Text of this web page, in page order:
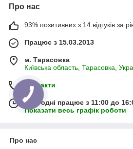
Про нас
93% позитивних з 14 відгуків за
Працює з 15.03.2013
м. Тарасовка
Київська область, Тарасовка,
Контакти
Сьогодні працює з 11:00 до
Показати весь графік роботи
Про нас